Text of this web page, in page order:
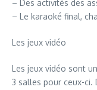
– Des activités des
– Le karaoké final,
Les jeux vidéo
Les jeux vidéo sont
3 salles pour ceux-ci.